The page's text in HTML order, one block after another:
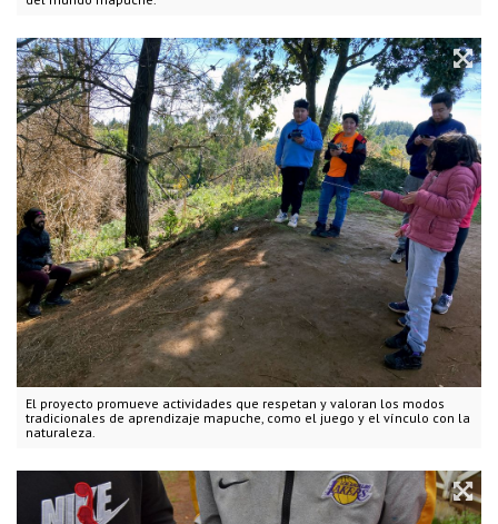
El proyecto promueve actividades que respetan y valoran los modos
tradicionales de aprendizaje mapuche, como el juego y el vínculo con la
naturaleza.